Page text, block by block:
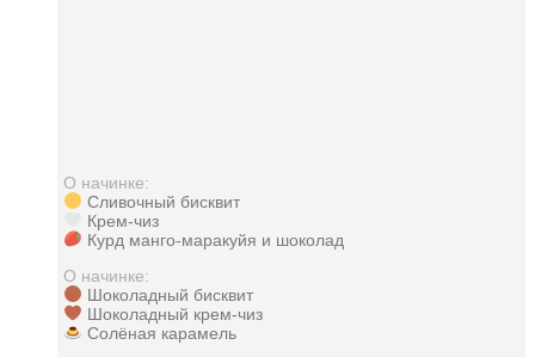
О начинке:
Сливочный бисквит
Крем-чиз
Курд манго-маракуйя и шоколад
О начинке:
Шоколадный бисквит
Шоколадный крем-чиз
Солёная карамель